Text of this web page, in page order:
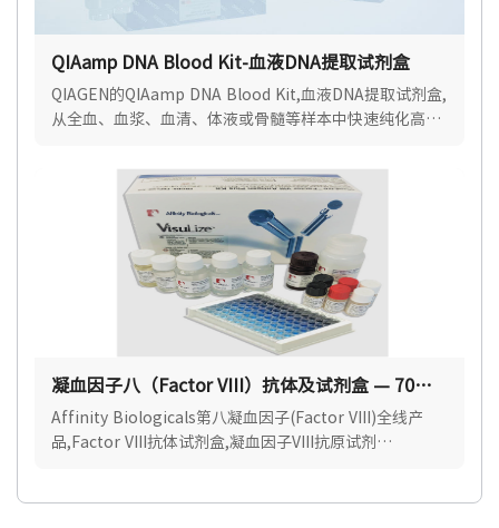
QIAamp DNA Blood Kit-血液DNA提取试剂盒
QIAGEN的QIAamp DNA Blood Kit,血液DNA提取试剂盒,
从全血、血浆、血清、体液或骨髓等样本中快速纯化高质
凝血因子八（Factor VIII）抗体及试剂盒 — 70%
优惠中
Affinity Biologicals第八凝血因子(Factor VIII)全线产
品,Factor VIII抗体试剂盒,凝血因子VIII抗原试剂